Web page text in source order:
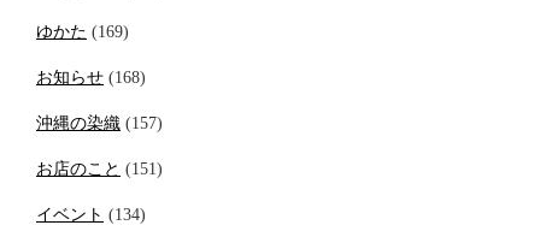
ゆかた (169)
お知らせ (168)
沖縄の染織 (157)
お店のこと (151)
イベント (134)